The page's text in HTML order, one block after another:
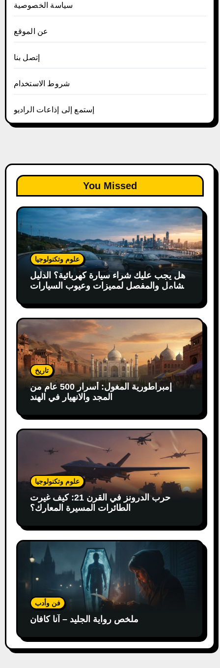
سياسة الخصوصية
عن الموقع
إتصل بنا
شروط الاستخدام
إستمع إلى إذاعات الراديو
You Missed
علوم وتكنولوجيا
هل يجب عليك شراء سيارة كهربائية؟ الدليل
الشامل والمفصل لمميزات وعيوب السيارات
تاريخ
إمبراطورية المغول: أسرار 500 عام من
المجد والانهيار في الهند
علوم وتكنولوجيا
حرب الدرونز في القرن 21: كيف غيرت
الطائرات المسيرة المعارك؟
فن وأدب
ملخص رواية الجليد – آنا كافان